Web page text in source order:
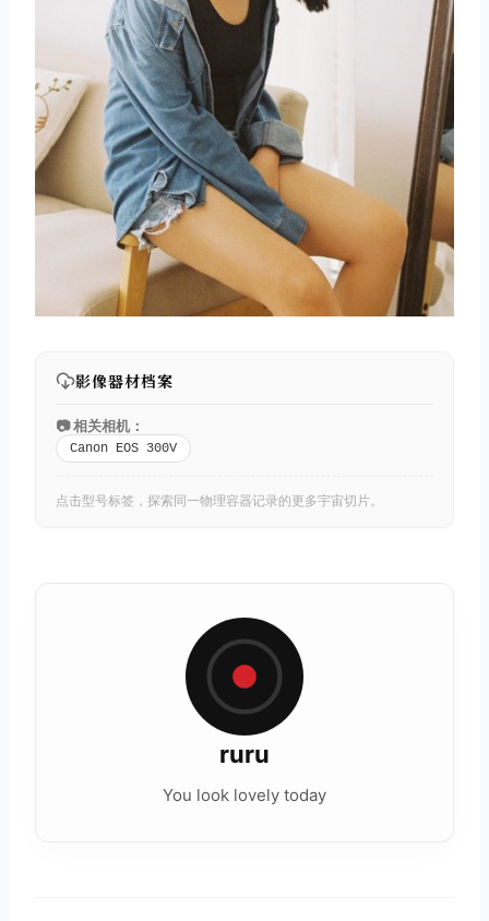
影像器材档案
📷 相关相机：
Canon EOS 300V
点击型号标签，探索同一物理容器记录的更多宇宙切片。
ruru
You look lovely today